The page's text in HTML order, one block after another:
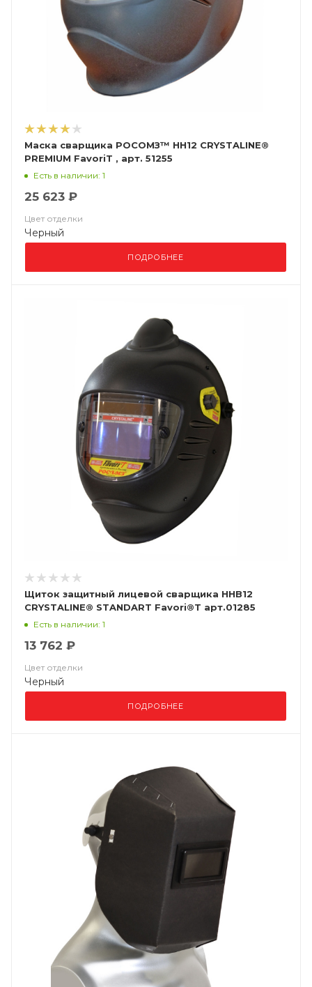
Маска сварщика РОСОМЗ™ НН12 CRYSTALINE®
PREMIUM FavoriT , арт. 51255
Есть в наличии: 1
25 623 ₽
Цвет отделки
Черный
ПОДРОБНЕЕ
Щиток защитный лицевой сварщика ННВ12
CRYSTALINE® STANDART Favori®T арт.01285
Есть в наличии: 1
13 762 ₽
Цвет отделки
Черный
ПОДРОБНЕЕ